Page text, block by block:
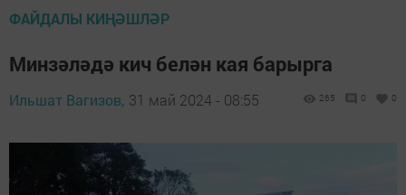
ФАЙДАЛЫ КИҢӘШЛӘР
Минзәләдә кич белән кая барырга
Ильшат Вагизов, 31 май 2024 - 08:55 265 0 0